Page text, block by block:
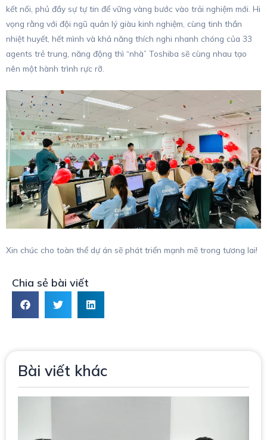
kết nối, phủ đầy sự tự tin để vững vàng bước vào trải nghiệm mới. Hi
vọng rằng với đội ngũ quản lý giàu kinh nghiệm, cùng tinh thần
nhiệt huyết, hết mình và khả năng thích nghi nhanh chóng của 33
agents trẻ trung, năng động thì “nhà” Toshiba sẽ cùng nhau tạo
nên một hành trình rực rỡ.
Xin chúc cho toàn thể dự án sẽ phát triển mạnh mẽ trong tương lai!
Chia sẻ bài viết
Bài viết khác